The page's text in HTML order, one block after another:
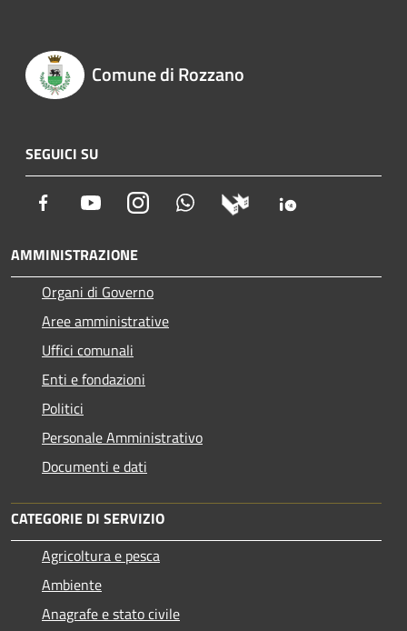
Comune di Rozzano
SEGUICI SU
Facebook YoutubeInstagram Whatsapp
AMMINISTRAZIONE
Organi di Governo
Aree amministrative
Uffici comunali
Enti e fondazioni
Politici
Personale Amministrativo
Documenti e dati
CATEGORIE DI SERVIZIO
Agricoltura e pesca
Ambiente
Anagrafe e stato civile